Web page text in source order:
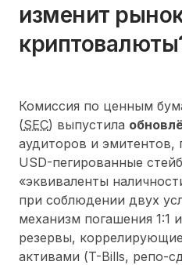
изменит
Комиссия по ценным
(SEC) выпустила
аудиторов и эмитентов,
USD-пегированные
эквиваленты
при соблюдении двух
механизм погашения 1:1 и
резервы,
активами (T-Bills, репо-